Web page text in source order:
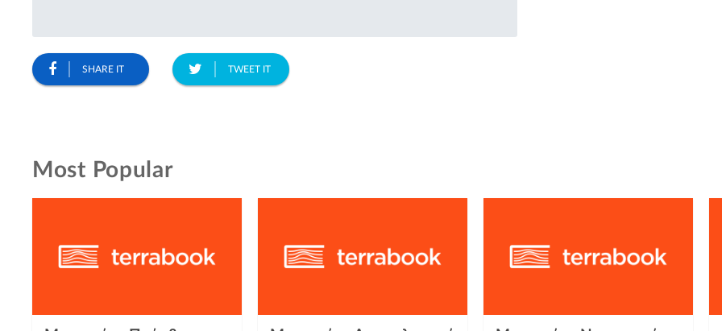
SHARE IT TWEET IT
Most Popular